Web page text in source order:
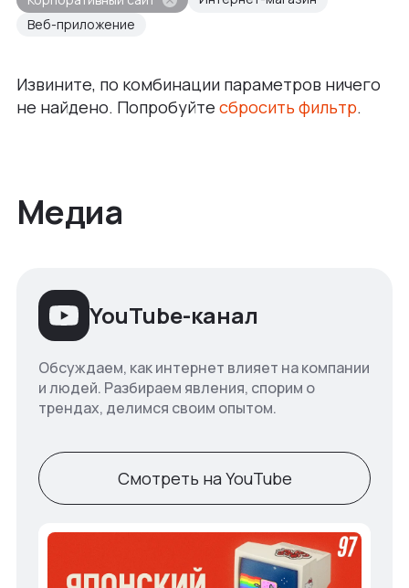
Веб-приложение
Извините, по комбинации параметров ничего
не найдено. Попробуйте сбросить фильтр.
Медиа
YouTube-канал
Обсуждаем, как интернет влияет на компании
и людей. Разбираем явления, спорим о
трендах, делимся своим опытом.
Смотреть на YouTube